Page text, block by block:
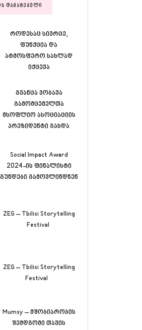
ᲓᲐᲛᲐᲢᲔᲑᲣᲚᲘ
როდესაც სივრცე,
ფუნქცია და
ატმოსფერო სახლად
იქცევა
გვანცა ჯობავა
გამომცემელთა
მსოფლიო ასოციაციის
პრეზიდენტი გახდა
Social Impact Award
2024-ის ფინალისტი
გუნდები გამოვლინდნენ
ZEG – Tbilisi Storytelling
Festival
ZEG – Tbilisi Storytelling
Festival
Mumsy – მშობიარობის
შემდგომი თავის